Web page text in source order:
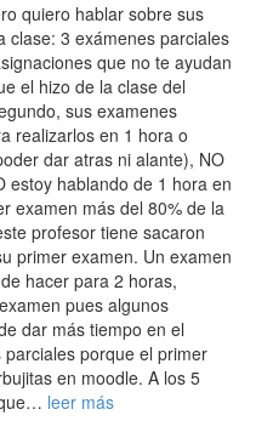
quiero hablar sobre sus
clase: 3 exámenes parciales
que no te ayudan
el hizo de la clase del
sus examenes
realizarlos en 1 hora o
dar atras ni alante), NO
estoy hablando de 1 hora en
examen más del 80% de la
profesor tiene sacaron
primer examen. Un examen
hacer para 2 horas,
pues algunos
dar más tiempo en el
porque el primer
en moodle. A los 5
leer más